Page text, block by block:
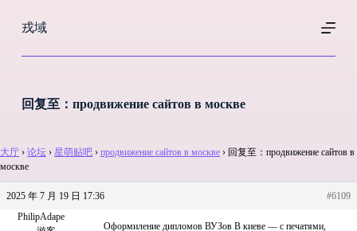
过
戎域
回复至：продвижение сайтов в москве
大厅 › 论坛 › 星萌贴吧 › продвижение сайтов в москве › 回复至：продвижение сайтов в
москве
2025 年 7 月 19 日 17:36
#6109
PhilipAdape
Оформиление дипломов ВУЗов В киеве — с печатями,